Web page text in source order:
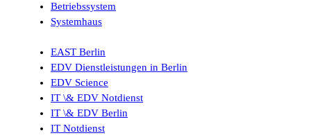
Betriebssystem
Systemhaus
EAST Berlin
EDV Dienstleistungen in Berlin
EDV Science
IT \& EDV Notdienst
IT \& EDV Berlin
IT Notdienst